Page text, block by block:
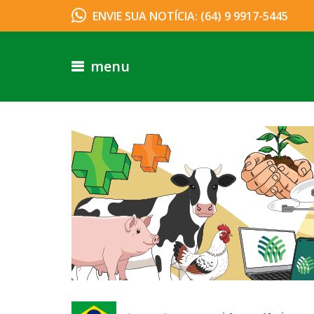
ENVIE SUA NOTÍCIA: (64) 9 9917-5445
menu